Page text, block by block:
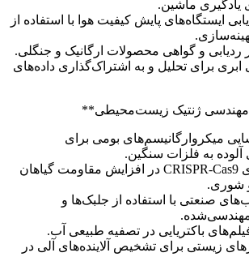
یادگیری ماشین.
ایستگاه‌های پایش کیفیت هوا با استفاده از
ابری برای تحلیل و به اشتراک‌گذاری داده‌های
مهندسی ژنتیک زیست‌محیطی**
میکروارگانیسم‌های بومی برای
به فلزات سنگین.
16. استفاده از فناوری CRISPR-Cas9 در افزایش مقاومت گیاهان
شوری.
صنعتی با استفاده از جلبک‌ها و
مهندسی‌شده.
زیستی برای تشخیص آلاینده‌های آلی در